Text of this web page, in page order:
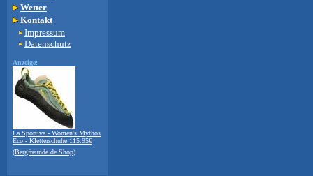
Wetter
Kontakt
Impressum
Datenschutz
Anzeige:
La Sportiva - Women's Mythos
Eco - Kletterschuhe 115.95€
(Bergfreunde.de Shop)